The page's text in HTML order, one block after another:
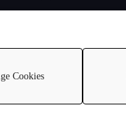
Cookies